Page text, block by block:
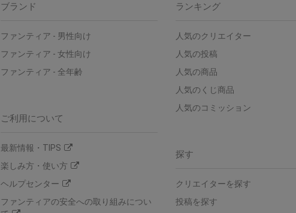
ブランド
ファンティア - 男性向け
ファンティア - 女性向け
ファンティア - 全年齢
ご利用について
最新情報・TIPS
楽しみ方・使い方
ヘルプセンター
ファンティアの安全への取り組みについ
ランキング
人気のクリエイター
人気の投稿
人気の商品
人気のくじ商品
人気のコミッション
探す
クリエイターを探す
投稿を探す